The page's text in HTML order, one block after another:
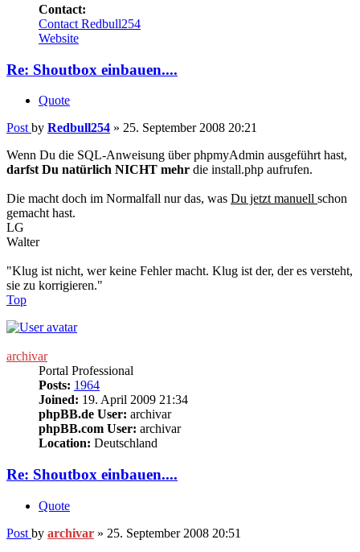
Contact:
Contact Redbull254
Website
Re: Shoutbox einbauen....
Quote
Post by Redbull254 » 25. September 2008 20:21
Wenn Du die SQL-Anweisung über phpmyAdmin ausgeführt hast,
darfst Du natürlich NICHT mehr die install.php aufrufen.
Die macht doch im Normalfall nur das, was Du jetzt manuell schon
gemacht hast.
LG
Walter
"Klug ist nicht, wer keine Fehler macht. Klug ist der, der es versteht,
sie zu korrigieren."
Top
archivar
Portal Professional
Posts: 1964
Joined: 19. April 2009 21:34
phpBB.de User: archivar
phpBB.com User: archivar
Location: Deutschland
Re: Shoutbox einbauen....
Quote
Post by archivar » 25. September 2008 20:51